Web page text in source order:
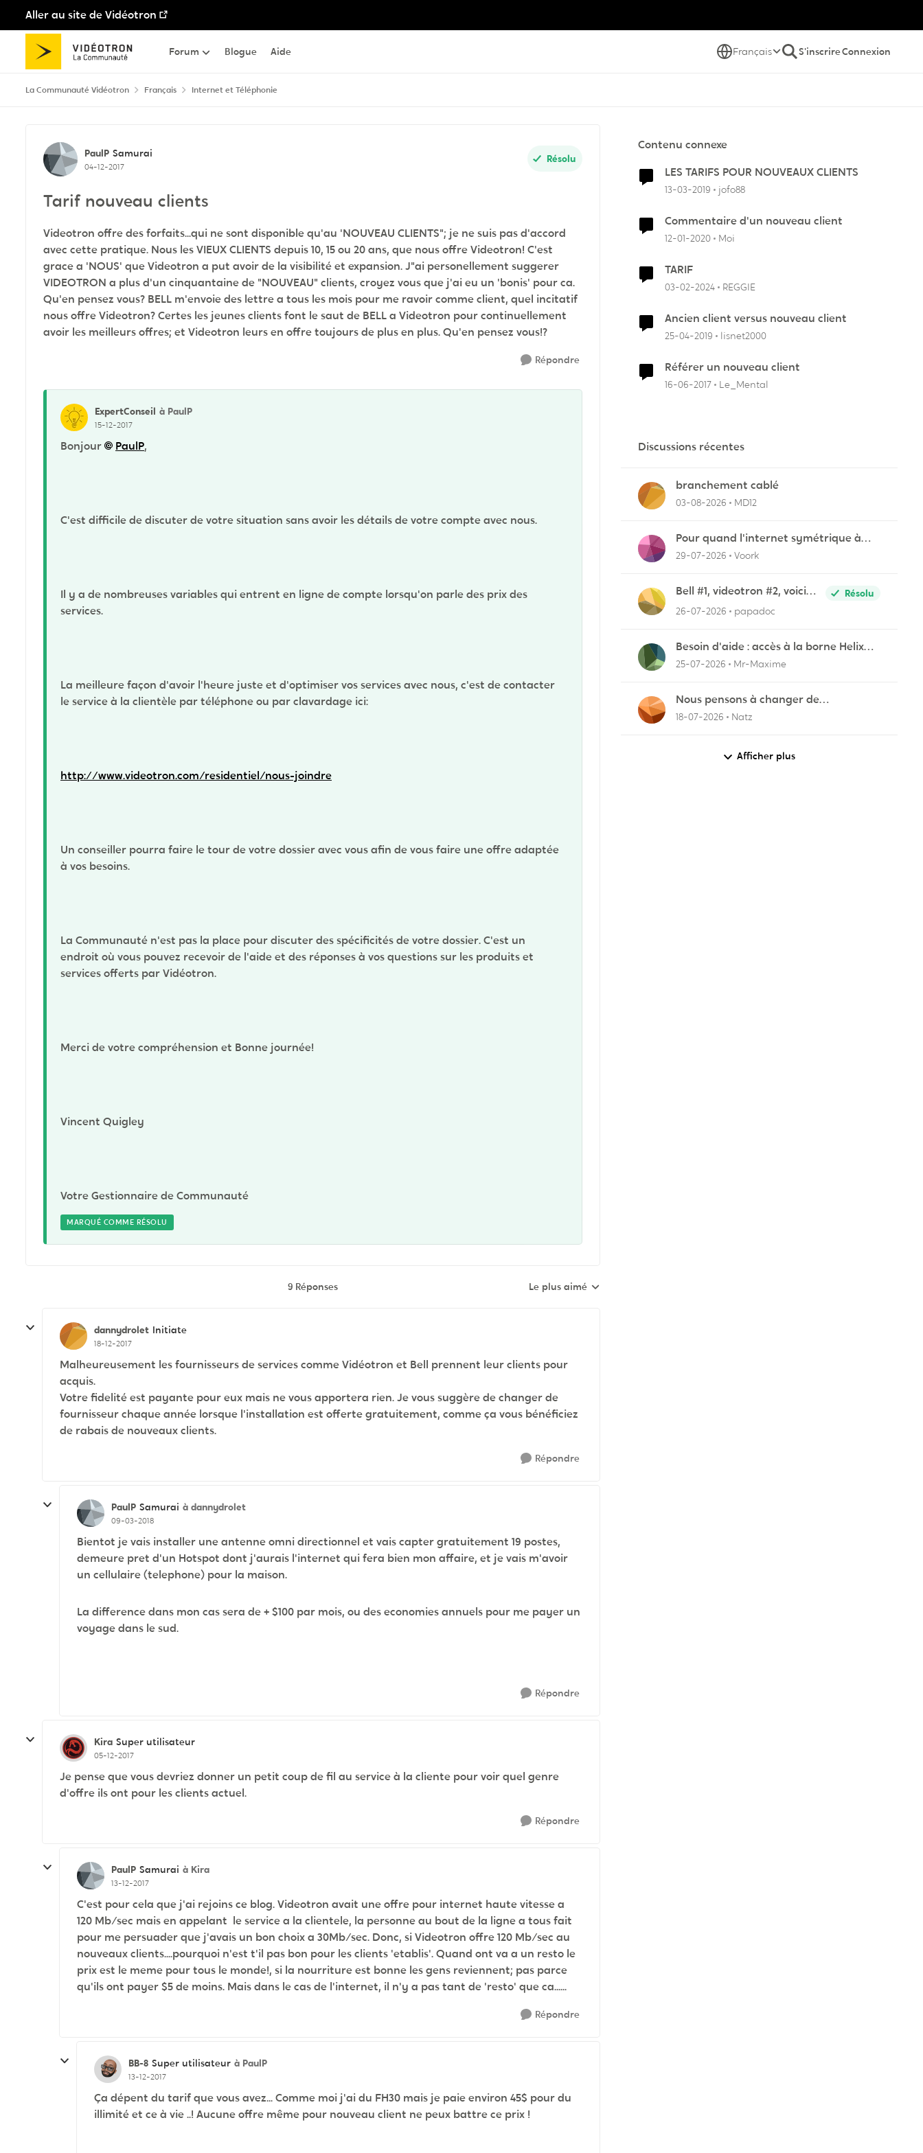
Aller au site de Vidéotron
Passer au contenu
Forum Blogue Aide Français S'inscrireConnexion
La Communauté Vidéotron Français Internet et Téléphonie
Discussion de forum
PaulP Samurai
04-12-2017
Résolu
Tarif nouveau clients
Videotron offre des forfaits...qui ne sont disponible qu'au 'NOUVEAU CLIENTS"; je ne suis pas d'accord
avec cette pratique. Nous les VIEUX CLIENTS depuis 10, 15 ou 20 ans, que nous offre Videotron! C'est
grace a 'NOUS' que Videotron a put avoir de la visibilité et expansion. J"ai personellement suggerer
VIDEOTRON a plus d'un cinquantaine de "NOUVEAU" clients, croyez vous que j'ai eu un 'bonis' pour ca.
Qu'en pensez vous? BELL m'envoie des lettre a tous les mois pour me ravoir comme client, quel incitatif
nous offre Videotron? Certes les jeunes clients font le saut de BELL a Videotron pour continuellement
avoir les meilleurs offres; et Videotron leurs en offre toujours de plus en plus. Qu'en pensez vous!?
Répondre
ExpertConseil à PaulP
15-12-2017
Bonjour PaulP,
C'est difficile de discuter de votre situation sans avoir les détails de votre compte avec nous.
Il y a de nombreuses variables qui entrent en ligne de compte lorsqu'on parle des prix des
services.
La meilleure façon d'avoir l'heure juste et d'optimiser vos services avec nous, c'est de contacter
le service à la clientèle par téléphone ou par clavardage ici:
http://www.videotron.com/residentiel/nous-joindre
Un conseiller pourra faire le tour de votre dossier avec vous afin de vous faire une offre adaptée
à vos besoins.
La Communauté n'est pas la place pour discuter des spécificités de votre dossier. C'est un
endroit où vous pouvez recevoir de l'aide et des réponses à vos questions sur les produits et
services offerts par Vidéotron.
Merci de votre compréhension et Bonne journée!
Vincent Quigley
Votre Gestionnaire de Communauté
MARQUÉ COMME RÉSOLU
9 Réponses Réponses triées par
Le plus aimé
dannydrolet Initiate
18-12-2017
Malheureusement les fournisseurs de services comme Vidéotron et Bell prennent leur clients pour
acquis.
Votre fidelité est payante pour eux mais ne vous apportera rien. Je vous suggère de changer de
fournisseur chaque année lorsque l'installation est offerte gratuitement, comme ça vous bénéficiez
de rabais de nouveaux clients.
Répondre
PaulP Samurai à dannydrolet
09-03-2018
Bientot je vais installer une antenne omni directionnel et vais capter gratuitement 19 postes,
demeure pret d'un Hotspot dont j'aurais l'internet qui fera bien mon affaire, et je vais m'avoir
un cellulaire (telephone) pour la maison.
La difference dans mon cas sera de + $100 par mois, ou des economies annuels pour me payer un
voyage dans le sud.
Répondre
Kira Super utilisateur
05-12-2017
Je pense que vous devriez donner un petit coup de fil au service à la cliente pour voir quel genre
d'offre ils ont pour les clients actuel.
Répondre
PaulP Samurai à Kira
13-12-2017
C'est pour cela que j'ai rejoins ce blog. Videotron avait une offre pour internet haute vitesse a
120 Mb/sec mais en appelant le service a la clientele, la personne au bout de la ligne a tous fait
pour me persuader que j'avais un bon choix a 30Mb/sec. Donc, si Videotron offre 120 Mb/sec au
nouveaux clients....pourquoi n'est t'il pas bon pour les clients 'etablis'. Quand ont va a un resto le
prix est le meme pour tous le monde!, si la nourriture est bonne les gens reviennent; pas parce
qu'ils ont payer $5 de moins. Mais dans le cas de l'internet, il n'y a pas tant de 'resto' que ca......
Répondre
BB-8 Super utilisateur à PaulP
13-12-2017
Ça dépent du tarif que vous avez... Comme moi j'ai du FH30 mais je paie environ 45$ pour du
illimité et ce à vie ..! Aucune offre même pour nouveau client ne peux battre ce prix !
Contenu connexe
LES TARIFS POUR NOUVEAUX CLIENTS
13-03-2019 jofo88
Commentaire d'un nouveau client
12-01-2020 Moi
TARIF
03-02-2024 REGGIE
Ancien client versus nouveau client
25-04-2019 lisnet2000
Référer un nouveau client
16-06-2017 Le_Mental
Discussions récentes
branchement cablé
03-08-2026 MD12
Pour quand l'internet symétrique à
Lévis?
29-07-2026 Voork
Bell #1, videotron #2, voici
pourquoi
Résolu
26-07-2026
papadoc
Besoin d'aide : accès à la borne Helix
pour vérifier l'UPnP NAT Black Ops 2
25-07-2026 Mr-Maxime
Nous pensons à changer de
fournisseurs…
18-07-2026 Natz
Afficher plus